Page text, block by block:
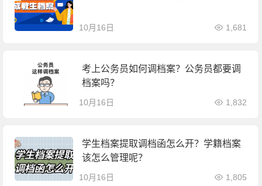
10月16日 1,681
考上公务员如何调档案？公务员都要调
档案吗？
10月16日 1,832
学生档案提取调档函怎么开？学籍档案
该怎么管理呢？
10月16日 1,805